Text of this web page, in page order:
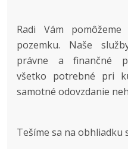
Radi Vám
pozemku. Naše
právne a finančné
všetko potrebné pri
samotné odovzdanie
Tešíme sa na obhliadku